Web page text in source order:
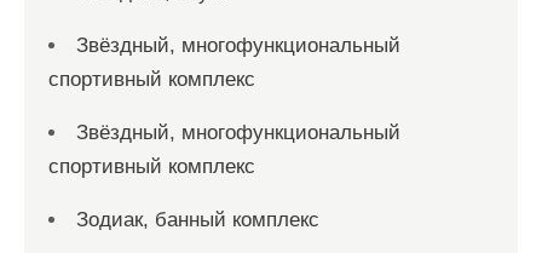
Звёздный, многофункциональный
спортивный комплекс
Звёздный, многофункциональный
спортивный комплекс
Зодиак, банный комплекс